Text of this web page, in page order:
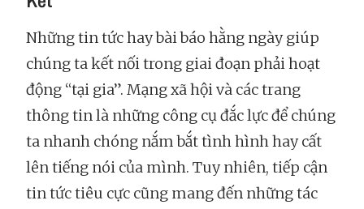
Những tin tức hay bài báo hằng ngày giúp
chúng ta kết nối trong giai đoạn phải hoạt
động “tại gia”. Mạng xã hội và các trang
thông tin là những công cụ đắc lực để chúng
ta nhanh chóng nắm bắt tình hình hay cất
lên tiếng nói của mình. Tuy nhiên, tiếp cận
tin tức tiêu cực cũng mang đến những tác